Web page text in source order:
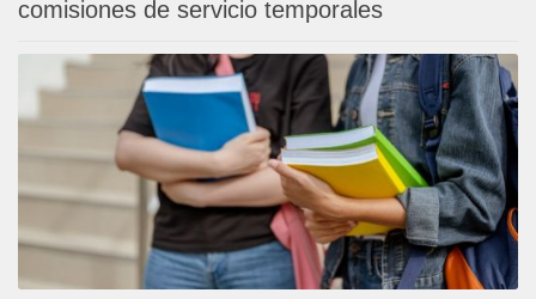
comisiones de servicio temporales